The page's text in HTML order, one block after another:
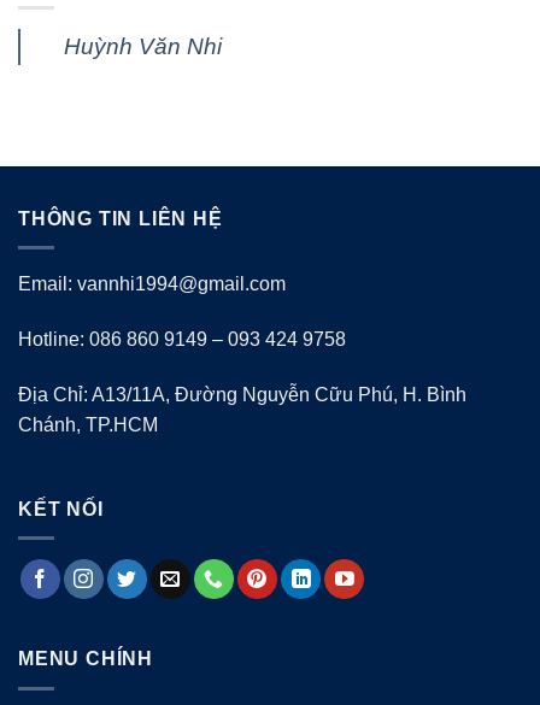
Huỳnh Văn Nhi
THÔNG TIN LIÊN HỆ
Email: vannhi1994@gmail.com
Hotline: 086 860 9149 – 093 424 9758
Địa Chỉ: A13/11A, Đường Nguyễn Cữu Phú, H. Bình
Chánh, TP.HCM
KẾT NỐI
MENU CHÍNH